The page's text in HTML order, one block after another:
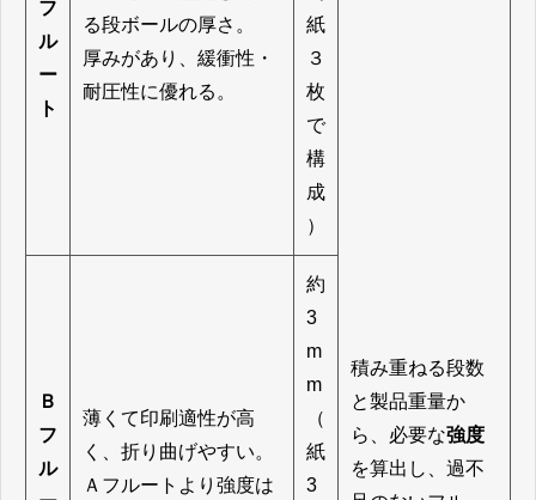
フ
ル
ー
ト
る段ボールの厚さ。
厚みがあり、緩衝性・
耐圧性に優れる。
紙
３
枚
で
構
成
）
積み重ねる段数
と製品重量か
ら、必要な強度
を算出し、過不
Ｂ
フ
ル
薄くて印刷適性が高
く、折り曲げやすい。
Ａフルートより強度は
約
3
m
m
（
紙
3